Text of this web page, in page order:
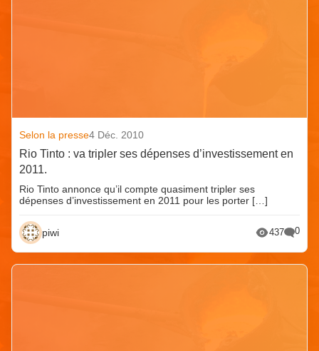
Selon la presse4 Déc. 2010
Rio Tinto : va tripler ses dépenses d’investissement en
2011.
Rio Tinto annonce qu’il compte quasiment tripler ses
dépenses d’investissement en 2011 pour les porter […]
piwi 437 0